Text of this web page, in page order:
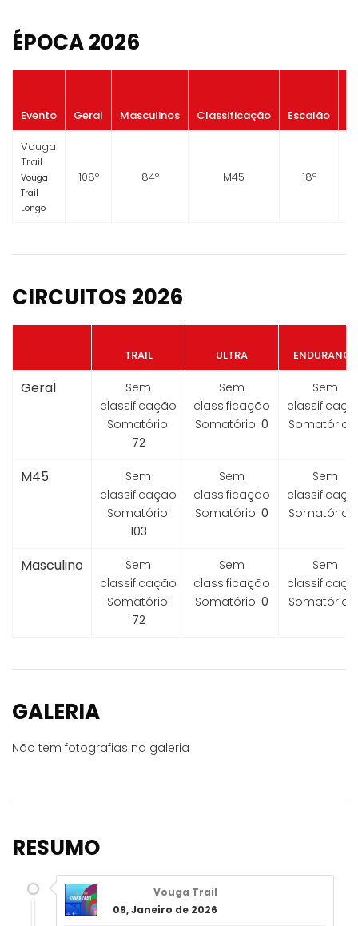
ÉPOCA 2026
Evento Geral Masculinos Classificação Escalão
Vouga
Trail
Vouga
Trail
Longo
108º 84º M45 18º
CIRCUITOS 2026
TRAIL ULTRA ENDURANCE
Geral
Sem
classificação
Somatório:
72
Sem
classificação
Somatório: 0
Sem
Somatório:
M45
Sem
classificação
Somatório:
103
Sem
classificação
Somatório: 0
Sem
Somatório:
Masculino
Sem
classificação
Somatório:
72
Sem
classificação
Somatório: 0
Sem
Somatório:
GALERIA
Não tem fotografias na galeria
RESUMO
Vouga Trail
09, Janeiro de 2026